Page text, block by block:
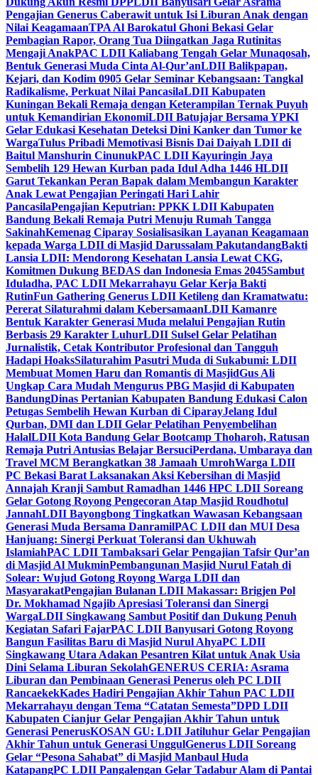
Pengajian Generus Caberawit untuk Isi Liburan Anak dengan
Nilai KeagamaanTPA Al Barokatul Ghoni Bekasi Gelar
Pembagian Rapor, Orang Tua Diingatkan Jaga Rutinitas
Mengaji AnakPAC LDII Kaliabang Tengah Gelar Munaqosah,
Bentuk Generasi Muda Cinta Al-Qur’anLDII Balikpapan,
Kejari, dan Kodim 0905 Gelar Seminar Kebangsaan: Tangkal
Radikalisme, Perkuat Nilai PancasilaLDII Kabupaten
Kuningan Bekali Remaja dengan Keterampilan Ternak Puyuh
untuk Kemandirian EkonomiLDII Batujajar Bersama YPKI
Gelar Edukasi Kesehatan Deteksi Dini Kanker dan Tumor ke
WargaTulus Pribadi Memotivasi Bisnis Dai Daiyah LDII di
Baitul Manshurin CinunukPAC LDII Kayuringin Jaya
Sembelih 129 Hewan Kurban pada Idul Adha 1446 HLDII
Garut Tekankan Peran Bapak dalam Membangun Karakter
Anak Lewat Pengajian Peringati Hari Lahir
PancasilaPengajian Keputrian: PPKK LDII Kabupaten
Bandung Bekali Remaja Putri Menuju Rumah Tangga
SakinahKemenag Ciparay Sosialisasikan Layanan Keagamaan
kepada Warga LDII di Masjid Darussalam PakutandangBakti
Lansia LDII: Mendorong Kesehatan Lansia Lewat CKG,
Komitmen Dukung BEDAS dan Indonesia Emas 2045Sambut
Iduladha, PAC LDII Mekarrahayu Gelar Kerja Bakti
RutinFun Gathering Generus LDII Ketileng dan Kramatwatu:
Pererat Silaturahmi dalam KebersamaanLDII Kamanre
Bentuk Karakter Generasi Muda melalui Pengajian Rutin
Berbasis 29 Karakter LuhurLDII Sulsel Gelar Pelatihan
Jurnalistik, Cetak Kontributor Profesional dan Tangguh
Hadapi HoaksSilaturahim Pasutri Muda di Sukabumi: LDII
Membuat Momen Haru dan Romantis di MasjidGus Ali
Ungkap Cara Mudah Mengurus PBG Masjid di Kabupaten
BandungDinas Pertanian Kabupaten Bandung Edukasi Calon
Petugas Sembelih Hewan Kurban di CiparayJelang Idul
Qurban, DMI dan LDII Gelar Pelatihan Penyembelihan
HalalLDII Kota Bandung Gelar Bootcamp Thoharoh, Ratusan
Remaja Putri Antusias Belajar BersuciPerdana, Umbaraya dan
Travel MCM Berangkatkan 38 Jamaah UmrohWarga LDII
PC Bekasi Barat Laksanakan Aksi Kebersihan di Masjid
Annajah Kranji Sambut Ramadhan 1446 HPC LDII Soreang
Gelar Gotong Royong Pengecoran Atap Masjid Roudhotul
JannahLDII Bayongbong Tingkatkan Wawasan Kebangsaan
Generasi Muda Bersama DanramilPAC LDII dan MUI Desa
Hanjuang: Sinergi Perkuat Toleransi dan Ukhuwah
IslamiahPAC LDII Tambaksari Gelar Pengajian Tafsir Qur’an
di Masjid Al MukminPembangunan Masjid Nurul Fatah di
Solear: Wujud Gotong Royong Warga LDII dan
MasyarakatPengajian Bulanan LDII Makassar: Brigjen Pol
Dr. Mokhamad Ngajib Apresiasi Toleransi dan Sinergi
WargaLDII Singkawang Sambut Positif dan Dukung Penuh
Kegiatan Safari FajarPAC LDII Banyusari Gotong Royong
Bangun Fasilitas Baru di Masjid Nurul AhyaPC LDII
Singkawang Utara Adakan Pesantren Kilat untuk Anak Usia
Dini Selama Liburan SekolahGENERUS CERIA: Asrama
Liburan dan Pembinaan Generasi Penerus oleh PC LDII
RancaekekKades Hadiri Pengajian Akhir Tahun PAC LDII
Mekarrahayu dengan Tema “Catatan Semesta”DPD LDII
Kabupaten Cianjur Gelar Pengajian Akhir Tahun untuk
Generasi PenerusKOSAN GU: LDII Jatiluhur Gelar Pengajian
Akhir Tahun untuk Generasi UnggulGenerus LDII Soreang
Gelar “Pesona Sahabat” di Masjid Manbaul Huda
KatapangPC LDII Pangalengan Gelar Tadabur Alam di Pantai